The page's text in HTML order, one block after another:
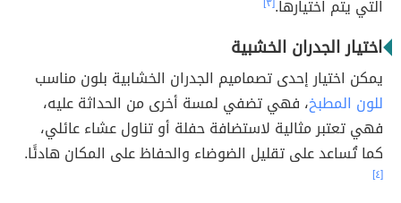
التي يتم اختيارها.
اختيار الجدران الخشبية
يمكن اختيار إحدى تصماميم الجدران الخشابية بلون مناسب
للون المطبخ، فهي تضفي لمسة أخرى من الحداثة عليه،
فهي تعتبر مثالية لاستضافة حفلة أو تناول عشاء عائلي،
كما تُساعد على تقليل الضوضاء والحفاظ على المكان هادئًا.
[٤]